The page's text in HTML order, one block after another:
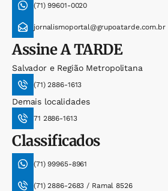
(71) 99601-0020
jornalismoportal@grupoatarde.com.br
AssineA TARDE
Salvador e Região Metropolitana
(71) 2886-1613
Demais localidades
71 2886-1613
Classificados
(71) 99965-8961
(71) 2886-2683 / Ramal 8526